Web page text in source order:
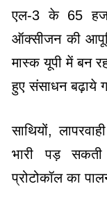
एल-3 के 65
ऑक्सीजन की
मास्क यूपी में बन
हुए संसाधन बढ़ाये
साथियों,
भारी पड़
प्रोटोकॉल का